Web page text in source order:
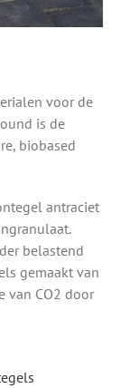
voor de
is de
biobased
antraciet
belastend
gemaakt van
van CO2 door